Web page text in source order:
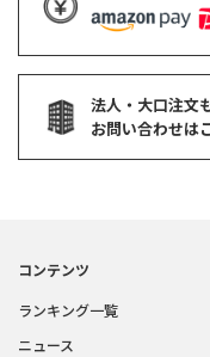
法人・大口注文
お問い合わせは
コンテンツ
ランキング一覧
ニュース